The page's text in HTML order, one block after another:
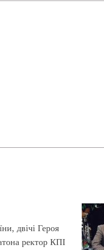
двічі Героя
ректор КПІ